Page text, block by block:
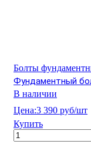
Болты
Фундаментный
В наличии
Цена:3 390 руб/шт
Купить